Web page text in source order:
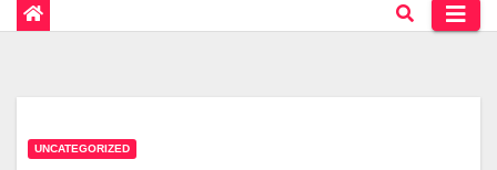
UNCATEGORIZED